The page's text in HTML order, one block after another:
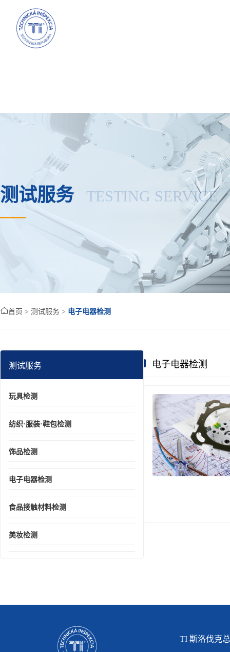
测试服务 TESTING SERVICE
首页 > 测试服务 > 电子电器检测
测试服务
玩具检测
纺织·服装·鞋包检测
饰品检测
电子电器检测
食品接触材料检测
美妆检测
电子电器检测
TI 斯洛伐克